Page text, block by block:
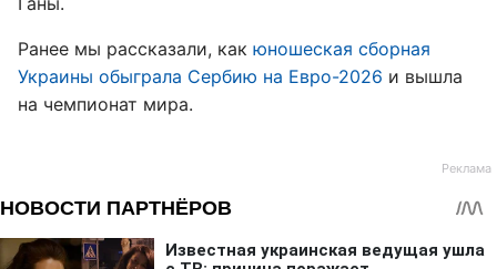
Ранее мы рассказали, как юношеская сборная
Украины обыграла Сербию на Евро-2026 и вышла
на чемпионат мира.